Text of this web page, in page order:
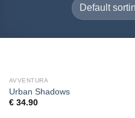
AVVENTURA
Urban Shadows
€34.90